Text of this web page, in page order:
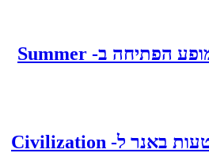
צפו בשידור חי של מופע הפתיחה ב- Summer
חברת 2K חשפה בטעות באנר ל- Civilization